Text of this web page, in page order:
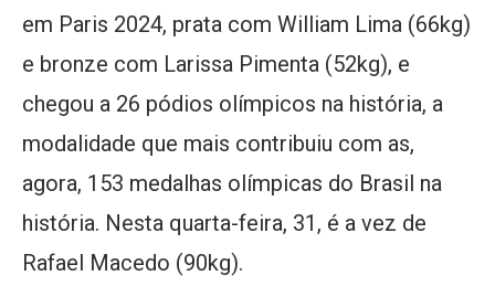
em Paris 2024, prata com William Lima (66kg)
e bronze com Larissa Pimenta (52kg), e
chegou a 26 pódios olímpicos na história, a
modalidade que mais contribuiu com as,
agora, 153 medalhas olímpicas do Brasil na
história. Nesta quarta-feira, 31, é a vez de
Rafael Macedo (90kg).